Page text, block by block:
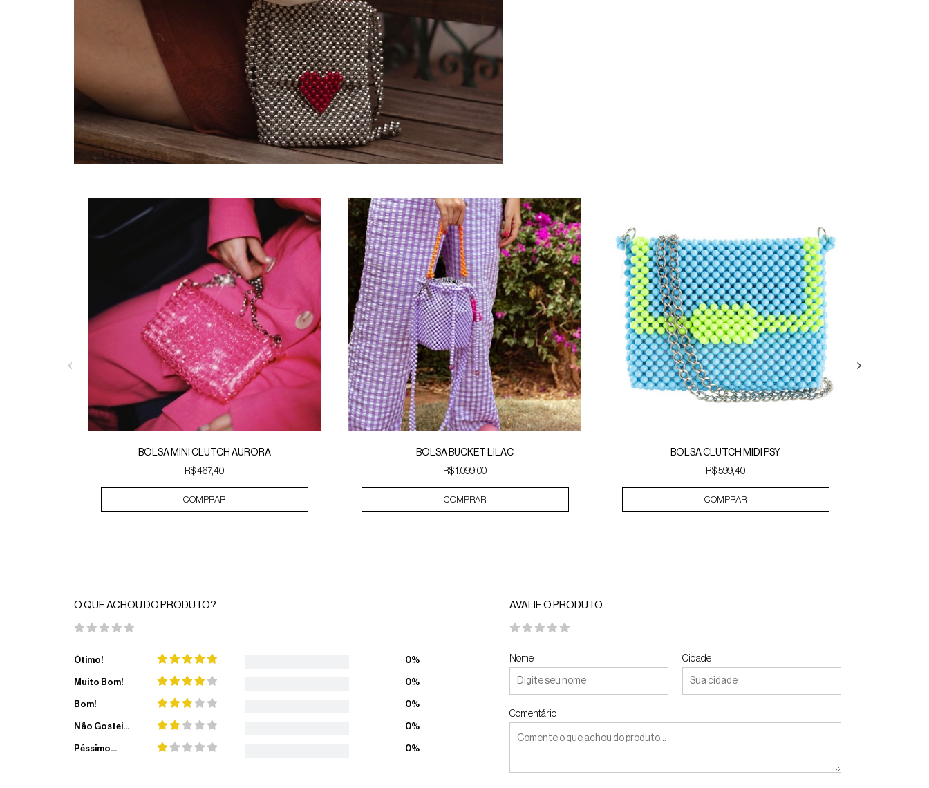
BOLSA MINI CLUTCH AURORA
R$ 467,40
COMPRAR
BOLSA BUCKET LILAC
R$ 1.099,00
COMPRAR
BOLSA CLUTCH MIDI PSY
R$ 599,40
COMPRAR
O QUE ACHOU DO PRODUTO?
Ótimo! 0%
Muito Bom! 0%
Bom! 0%
Não Gostei... 0%
Péssimo... 0%
AVALIE O PRODUTO
Nome Cidade
Comentário